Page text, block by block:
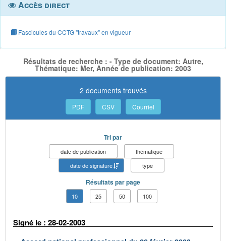
Accès direct
Fascicules du CCTG "travaux" en vigueur
Résultats de recherche : - Type de document: Autre,
Thématique: Mer, Année de publication: 2003
2 documents trouvés
PDF CSV Courriel
Tri par
date de publication
thématique
date de signature
type
Résultats par page
10 25 50 100
Signé le : 28-02-2003